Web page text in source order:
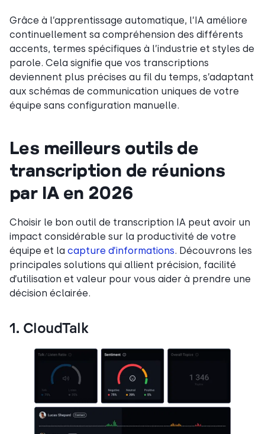
Grâce à l’apprentissage automatique, l’IA améliore
continuellement sa compréhension des différents
accents, termes spécifiques à l’industrie et styles de
parole. Cela signifie que vos transcriptions
deviennent plus précises au fil du temps, s’adaptant
aux schémas de communication uniques de votre
équipe sans configuration manuelle.
Les meilleurs outils de
transcription de réunions
par IA en 2026
Choisir le bon outil de transcription IA peut avoir un
impact considérable sur la productivité de votre
équipe et la capture d’informations. Découvrons les
principales solutions qui allient précision, facilité
d’utilisation et valeur pour vous aider à prendre une
décision éclairée.
1. CloudTalk